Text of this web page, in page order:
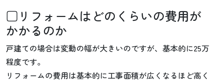
□リフォームはどのくらいの費用が
かかるのか
戸建ての場合は変動の幅が大きいのですが、基本的に25万
程度です。
リフォームの費用は基本的に工事面積が広くなるほど高く